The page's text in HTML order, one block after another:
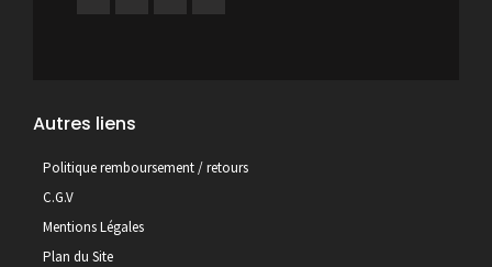
Autres liens
Politique remboursement / retours
C.G.V
Mentions Légales
Plan du Site